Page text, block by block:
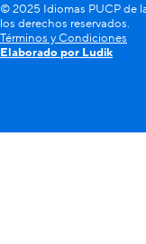
© 2025 Idiomas PUCP de
los derechos reservados.
Términos y Condiciones
Elaborado por Ludik